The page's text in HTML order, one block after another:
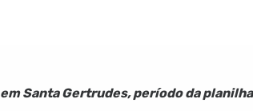
Santa Gertrudes, período da